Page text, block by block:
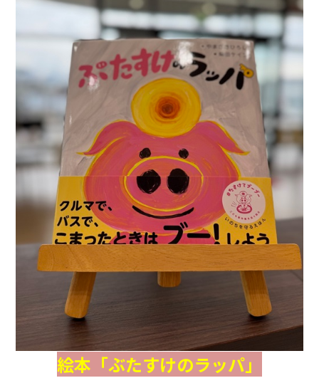
絵本「ぶたすけのラッパ」